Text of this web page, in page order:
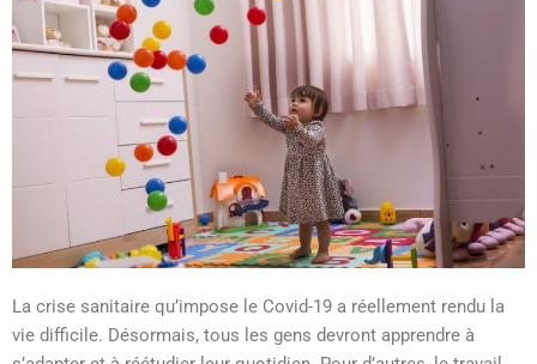
La crise sanitaire qu’impose le Covid-19 a réellement rendu la
vie difficile. Désormais, tous les gens devront apprendre à